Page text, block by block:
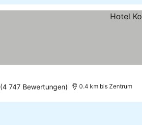
(4 747 Bewertungen) 0.4 km bis Zentrum